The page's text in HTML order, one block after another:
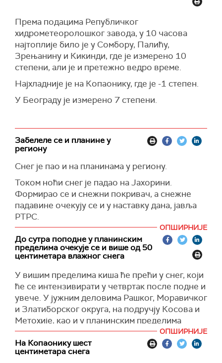
Снега за сада нема у нижим деловима Голије,
али житељи тих села, која су на више од 1000
метара надморске висине тврде да се
тренутна температура креће око трећег
подеока изнад нула. Током ноћи могуће је и да
буде и мраза. Због тога путари скрећу пажњу и
на могућу појаву поледице, а тежак југов снег
могао би да доведе и до појаве одрона или
обарања стабала.
деловима препоручује се опрезна вожња, а
летње пнеуматике је неопходно заменити
тако и због осталих учесника у саобраћају.
Према подацима Републичког
хидрометеоролошког завода, у 10 часова
најтоплије било је у Сомбору, Палићу,
Зрењанину и Кикинди, где је измерено 10
степени, али је и претежно ведро време.
Најхладније је на Копаонику, где је -1 степен.
У Београду је измерено 7 степени.
Забелеле се и планине у
региону
Снег је пао и на планинама у региону.
Током ноћи снег је падао на Јахорини.
Формирао се и снежни покривач, а снежне
падавине очекују се и у наставку дана, јавља
РТРС.
Први снег забелео је и Жабљак. У том граду у
подножју Дурмитора јутрос је измерено нула
степени, а током дана се очекује снег и у
ОПШИРНИЈЕ
До сутра поподне у планинским
пределима очекује се и више од 50
центиметара влажног снега
У вишим пределима киша ће прећи у снег, који
ће се интензивирати у четвртак после подне и
увече. У јужним деловима Рашког, Моравичког
и Златиборског округа, на подручју Косова и
Метохије, као и у планинским пределима
Расинског и Топличког округа до петка после
подне очекује се да падне и више од 50
центиметара влажног снега.
ОПШИРНИЈЕ
На Копаонику шест
центиметара снега